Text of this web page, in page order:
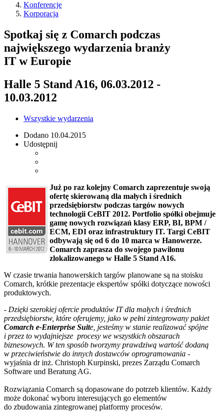
Konferencje
Korporacja
Spotkaj się z Comarch podczas
największego wydarzenia branży
IT w Europie
Halle 5 Stand A16, 06.03.2012 -
10.03.2012
Wszystkie wydarzenia
Dodano 10.04.2015
Udostępnij
Już po raz kolejny Comarch zaprezentuje swoją
ofertę skierowaną dla małych i średnich
przedsiębiorstw podczas targów nowych
technologii CeBIT 2012. Portfolio spółki obejmuje
gamę nowych rozwiązań klasy ERP, BI, BPM /
ECM, EDI oraz infrastruktury IT. Targi CeBIT
odbywają się od 6 do 10 marca w Hanowerze.
Comarch zaprasza do swojego pawilonu
zlokalizowanego w Halle 5 Stand A16.
W czasie trwania hanowerskich targów planowane są na stoisku
Comarch, krótkie prezentacje ekspertów spółki dotyczące nowości
produktowych.
- Dzięki szerokiej ofercie produktów IT dla małych i średnich
przedsiębiorstw, które oferujemy, jako w pełni zintegrowany pakiet
Comarch e-Enterprise Suite, jesteśmy w stanie realizować spójne
i przez to wydajniejsze procesy we wszystkich obszarach
biznesowych. W ten sposób tworzymy prawdziwą wartość dodaną
w przeciwieństwie do innych dostawców oprogramowania -
wyjaśnia dr inż. Christoph Kurpinski, prezes Zarządu Comarch
Software und Beratung AG.
Rozwiązania Comarch są dopasowane do potrzeb klientów. Każdy
może dokonać wyboru interesujących go elementów
do zbudowania zintegrowanej platformy procesów.